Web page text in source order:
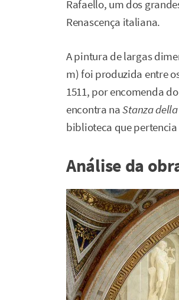
Rafaello, um dos
Renascença italiana.
A pintura de largas
m) foi produzida entre
1511, por encomenda
encontra naStanza
biblioteca que pertencia
Análise da